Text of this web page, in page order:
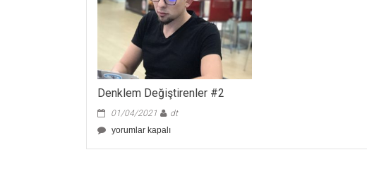
Denklem Değiştirenler #2
01/04/2021
dt
Denklem
yorumlar kapalı